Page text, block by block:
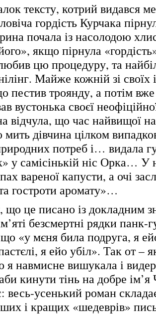
тексту, котрий видався
гордість Курчака
почала із насолодою
якщо пірнула
цю процедуру, та
Майже кожній зі своїх
пестив троянду, а потім
вустонька своєї
відчула, що час найвищої
дівчина цілком
потреб і… видала
у самісінькій ніс Орка… У
вареної капусти, а очі
гостроти аромату»…
що це писано із докладним
безсмертні рядки панк-
«у мєня била подруга, я
я ейо убіл». Так от –
я навмисне вишукала і
кинути тінь на добре ім’я
весь-усенький роман
і кращих «шедеврів»